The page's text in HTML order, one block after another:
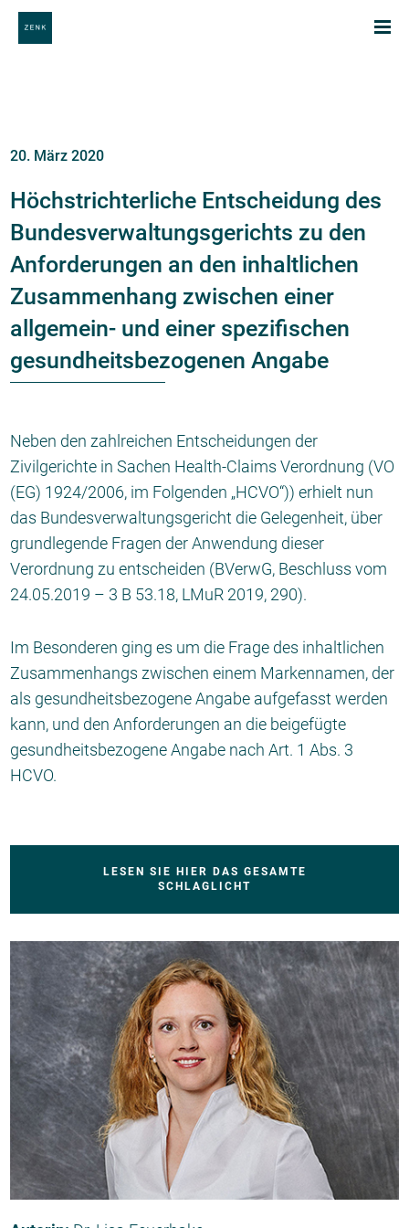
20. März 2020
Höchstrichterliche Entscheidung des
Bundesverwaltungsgerichts zu den
Anforderungen an den inhaltlichen
Zusammenhang zwischen einer
allgemein- und einer spezifischen
gesundheitsbezogenen Angabe
Neben den zahlreichen Entscheidungen der
Zivilgerichte in Sachen Health-Claims Verordnung (VO
(EG) 1924/2006, im Folgenden „HCVO“)) erhielt nun
das Bundesverwaltungsgericht die Gelegenheit, über
grundlegende Fragen der Anwendung dieser
Verordnung zu entscheiden (BVerwG, Beschluss vom
24.05.2019 – 3 B 53.18, LMuR 2019, 290).
Im Besonderen ging es um die Frage des inhaltlichen
Zusammenhangs zwischen einem Markennamen, der
als gesundheitsbezogene Angabe aufgefasst werden
kann, und den Anforderungen an die beigefügte
gesundheitsbezogene Angabe nach Art. 1 Abs. 3
HCVO.
LESEN SIE HIER DAS GESAMTE
SCHLAGLICHT